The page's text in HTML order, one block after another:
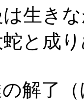
生き
と成
解了